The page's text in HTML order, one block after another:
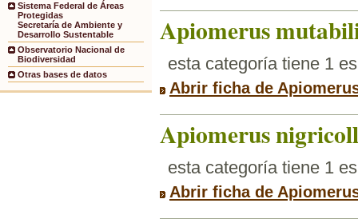
Sistema Federal de Áreas
Protegidas
Secretaría de Ambiente y
Desarrollo Sustentable
Observatorio Nacional de
Biodiversidad
Otras bases de datos
Apiomerus
esta categoría tiene 1
Abrir ficha de
Apiomerus
esta categoría tiene 1
Abrir ficha de